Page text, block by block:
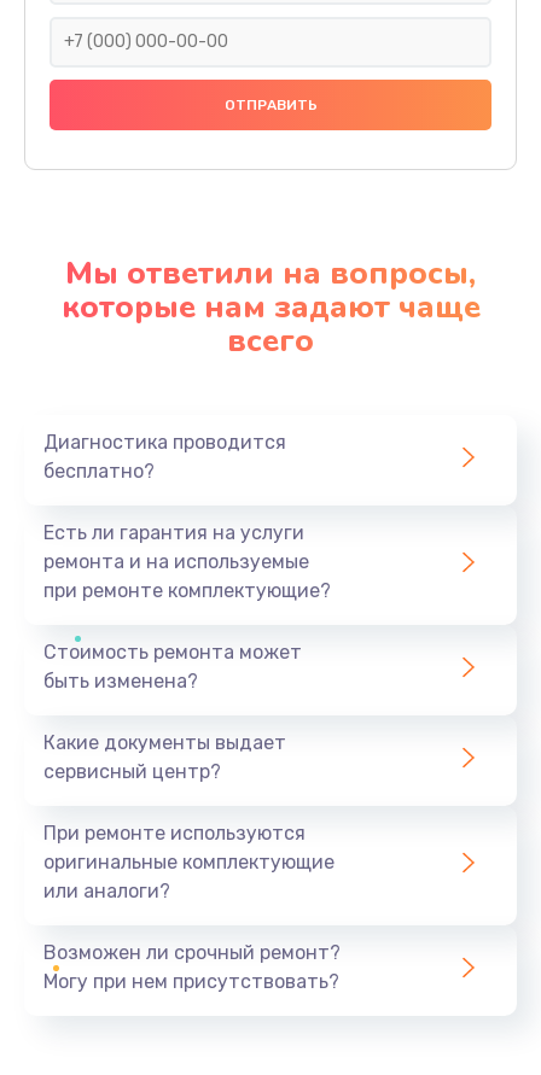
Мы ответили на вопросы,
которые нам задают чаще
всего
Диагностика проводится
бесплатно?
Есть ли гарантия на услуги
ремонта и на используемые
при ремонте комплектующие?
Стоимость ремонта может
быть изменена?
Какие документы выдает
сервисный центр?
При ремонте используются
оригинальные комплектующие
или аналоги?
Возможен ли срочный ремонт?
Могу при нем присутствовать?